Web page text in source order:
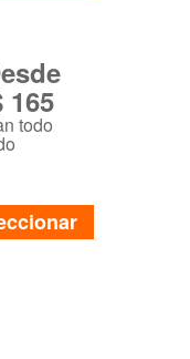
165
todo